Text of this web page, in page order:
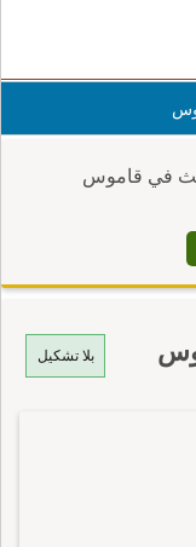
في قاموس
بلا تشكيل